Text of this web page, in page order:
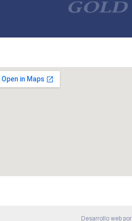
Desarrollo web por